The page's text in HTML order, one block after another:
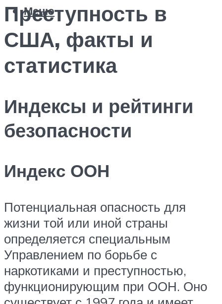
Меню
Преступность в
США, факты и
статистика
Индексы и рейтинги
безопасности
Индекс ООН
Потенциальная опасность для
жизни той или иной страны
определяется специальным
Управлением по борьбе с
наркотиками и преступностью,
функционирующим при ООН. Оно